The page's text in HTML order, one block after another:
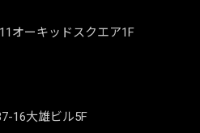
オーキッドスクエア1F
16大雄ビル5F